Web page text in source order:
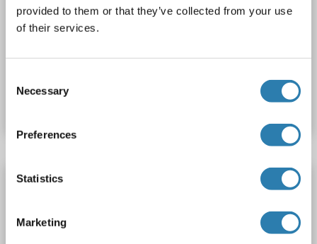
provided to them or that they’ve collected from your use
of their services.
Selection
Necessary
Preferences
Statistics
Marketing
GAD1 Reactivité: Boeuf (Vache) Colorimetric
GAD Kit ELISA